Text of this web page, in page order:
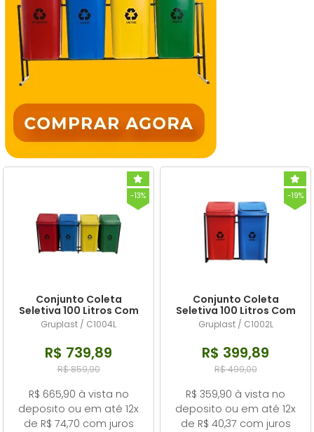
-13%
Conjunto Coleta
Seletiva 100 Litros Com
04 Lixeiras
Gruplast / C1004L
R$ 739,89
R$ 859,90
R$ 665,90 à vista no
deposito ou em até 12x
de R$ 74,70 com juros
-19%
Conjunto Coleta
Seletiva 100 Litros Com
02 Lixeiras
Gruplast / C1002L
R$ 399,89
R$ 499,00
R$ 359,90 à vista no
deposito ou em até 12x
de R$ 40,37 com juros